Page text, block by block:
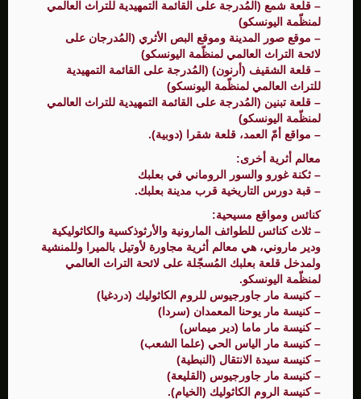
– قلعة شمع (المُدرجة على القائمة التمهيدية للتراث العالمي
لمنظّمة اليونسكو)
– موقع صور المدينة وموقع البص الأثري (المُدرجان على
لائحة التراث العالمي لمنظّمة اليونسكو)
– قلعة الشقيف (أرنون) (المُدرجة على القائمة التمهيدية
للتراث العالمي لمنظّمة اليونسكو)
– قلعة تبنين (المُدرجة على القائمة التمهيدية للتراث العالمي
لمنظّمة اليونسكو)
– مواقع أمّ العمد، قلعة شقرا (دوبية).
معالم أثرية أخرى:
– ثكنة غورو والسور الروماني في بعلبك
– قبة دورس التاريخية قرب مدينة بعلبك.
كنائس ومواقع مسيحية:
– ثلاث كنائس للطوائف المارونية والأرثوذكسية والكاثوليكية
ودير ماروني، هي معالم أثرية مجاورة لأوتيل بالميرا وللمنشية
ولمدخل قلعة بعلبك المُسجّلة على لائحة التراث العالمي
لمنظّمة اليونسكو.
– كنيسة مار جاورجيوس للروم الكاثوليك (دردغيا)
– كنيسة مار يوحنا المعمدان (سردا)
– كنيسة مار ماما (دير ميماس)
– كنيسة مار الياس الحي (علما الشعب)
– كنيسة سيدة الانتقال (النبطية)
– كنيسة مار جاورجيوس (القليعة)
– كنيسة الروم الكاثوليك (الخيام).